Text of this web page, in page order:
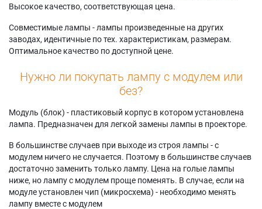
Высокое качество, соответствующая цена.
Совместимые лампы - лампы произведенные на других
заводах, идентичные по тех. характеристикам, размерам.
Оптимальное качество по доступной цене.
Нужно ли покупать лампу с модулем или
без?
Модуль (блок) - пластиковый корпус в котором установлена
лампа. Предназначен для легкой замены лампы в проекторе.
В большинстве случаев при выходе из строя лампы - с
модулем ничего не случается. Поэтому в большинстве случаев
достаточно заменить только лампу. Цена на голые лампы
ниже, но лампу с модулем проще поменять. В случае, если на
модуле установлен чип (микросхема) - необходимо менять
лампу вместе с модулем